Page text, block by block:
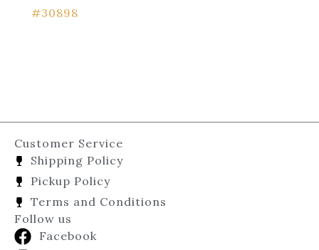
#30898
Customer Service
Shipping Policy
Pickup Policy
Terms and Conditions
Follow us
Facebook